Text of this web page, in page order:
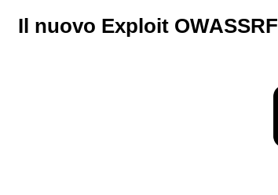
Il nuovo Exploit OWASSRF